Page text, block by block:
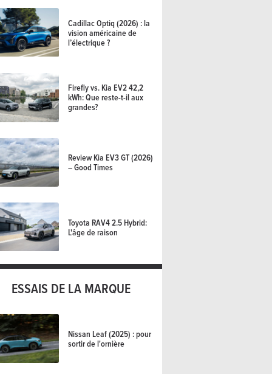
Cadillac Optiq (2026) : la
vision américaine de
l’électrique ?
Firefly vs. Kia EV2 42,2
kWh: Que reste-t-il aux
grandes?
Review Kia EV3 GT (2026)
– Good Times
Toyota RAV4 2.5 Hybrid:
L'âge de raison
ESSAIS DE LA MARQUE
Nissan Leaf (2025) : pour
sortir de l'ornière